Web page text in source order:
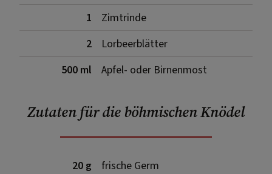
1
Zimtrinde
2
Lorbeerblätter
500 ml
Apfel- oder Birnenmost
Zutaten für die böhmischen Knödel
20 g
frische Germ